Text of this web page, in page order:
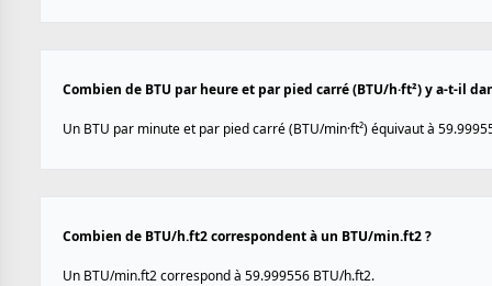
Combien de BTU par heure et par pied carré (BTU/h·ft²) y a-t-il
Un BTU par minute et par pied carré (BTU/min·ft²) équivaut à
Combien de BTU/h.ft2 correspondent à un BTU/min.ft2 ?
Un BTU/min.ft2 correspond à 59.999556 BTU/h.ft2.